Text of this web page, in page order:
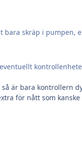
skräp i pumpen,
är bara kontrollern
för nått som